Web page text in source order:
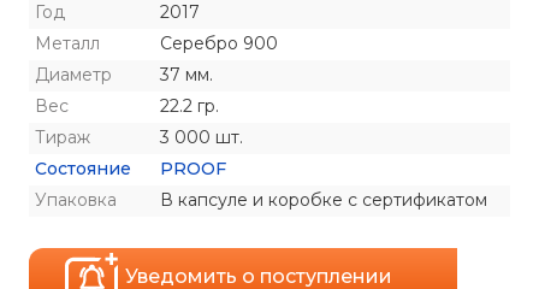
Год
2017
Металл
Серебро 900
Диаметр
37 мм.
Вес
22.2 гр.
Тираж
3 000 шт.
Состояние
PROOF
Упаковка
В капсуле и коробке с сертификатом
Уведомить о поступлении